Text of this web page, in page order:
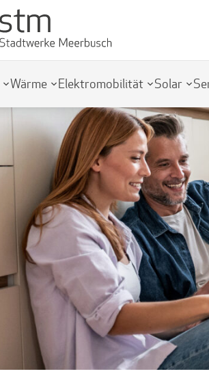
Wärme Elektromobilität Solar